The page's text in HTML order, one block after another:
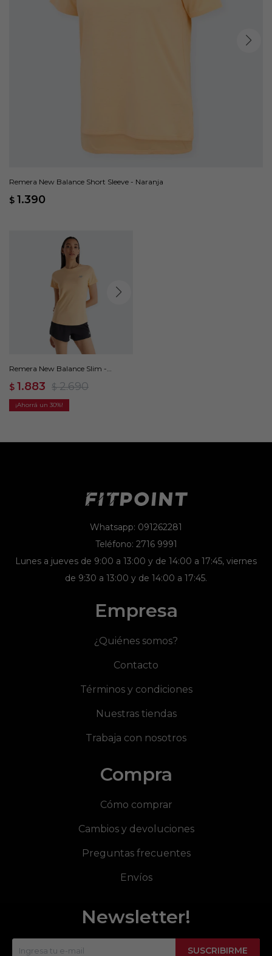
Remera New Balance Short Sleeve - Naranja
$ 1.390
Remera New Balance Slim -
$ 1.883 $ 2.690
30
Whatsapp: 091262281
Teléfono: 2716 9991
Lunes a jueves de 9:00 a 13:00 y de 14:00 a 17:45, viernes
de 9:30 a 13:00 y de 14:00 a 17:45.
Empresa
¿Quiénes somos?
Contacto
Términos y condiciones
Nuestras tiendas
Trabaja con nosotros
Compra
Cómo comprar
Cambios y devoluciones
Preguntas frecuentes
Envíos
Newsletter!
SUSCRIBIRME